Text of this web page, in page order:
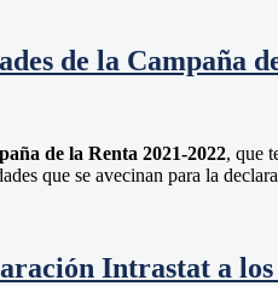
de la Campaña
de la Renta 2021-2022, que
que se avecinan para la
Intrastat a